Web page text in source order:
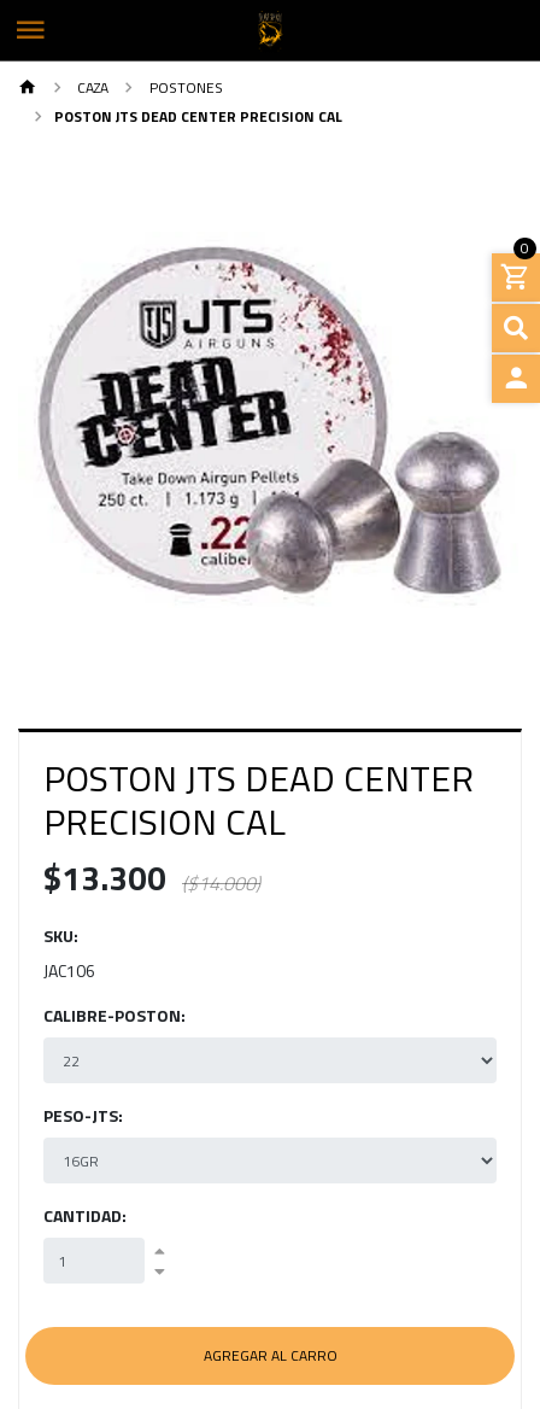
0
CAZA
POSTONES
POSTON JTS DEAD CENTER PRECISION CAL
POSTON JTS DEAD CENTER
PRECISION CAL
$13.300 ($14.000)
SKU:
JAC106
CALIBRE-POSTON:
PESO-JTS:
CANTIDAD: